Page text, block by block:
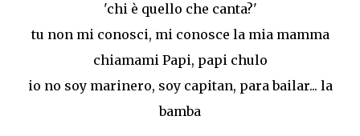
'chi è quello che canta?'
tu non mi conosci, mi conosce la mia mamma
chiamami Papi, papi chulo
io no soy marinero, soy capitan, para bailar... la
bamba